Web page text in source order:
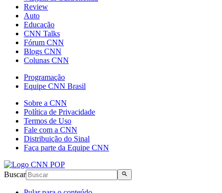
Review
Auto
Educação
CNN Talks
Fórum CNN
Blogs CNN
Colunas CNN
Programação
Equipe CNN Brasil
Sobre a CNN
Política de Privacidade
Termos de Uso
Fale com a CNN
Distribuição do Sinal
Faça parte da Equipe CNN
Buscar